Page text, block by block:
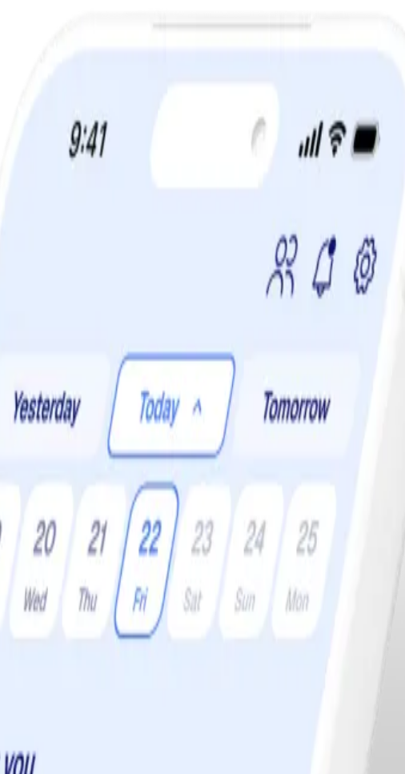
4 •Svårighetsgrad:
Lätt
klart finfint att göra den hemma också. Här har vi en kycklingkebabpizza